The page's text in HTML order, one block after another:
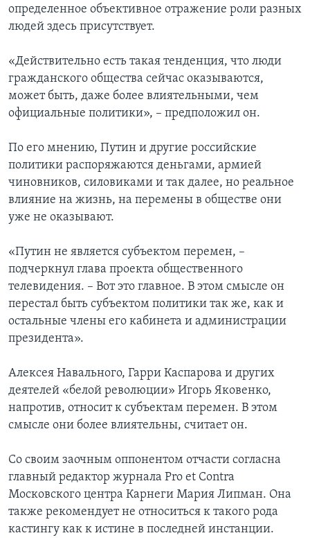
определенное объективное отражение роли разных
людей здесь присутствует.
«Действительно есть такая тенденция, что люди
гражданского общества сейчас оказываются,
может быть, даже более влиятельными, чем
официальные политики», – предположил он.
По его мнению, Путин и другие российские
политики распоряжаются деньгами, армией
чиновников, силовиками и так далее, но реальное
влияние на жизнь, на перемены в обществе они
уже не оказывают.
«Путин не является субъектом перемен, –
подчеркнул глава проекта общественного
телевидения. – Вот это главное. В этом смысле он
перестал быть субъектом политики так же, как и
остальные члены его кабинета и администрации
президента».
Алексея Навального, Гарри Каспарова и других
деятелей «белой революции» Игорь Яковенко,
напротив, относит к субъектам перемен. В этом
смысле они более влиятельны, считает он.
Со своим заочным оппонентом отчасти согласна
главный редактор журнала Pro et Contra
Московского центра Карнеги Мария Липман. Она
также рекомендует не относиться к такого рода
кастингу как к истине в последней инстанции.